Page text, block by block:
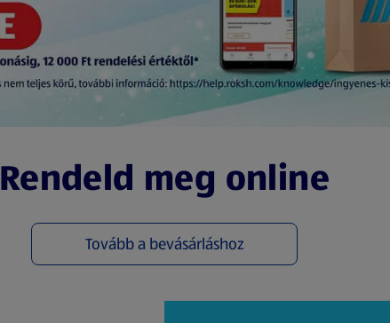
Rendeld meg online
Tovább a bevásárláshoz
(új oldalon nyílik meg)